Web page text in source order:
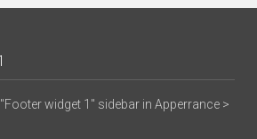
widget 1" sidebar in Apperrance >